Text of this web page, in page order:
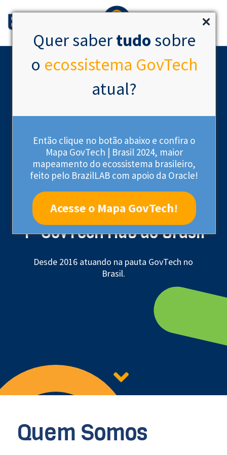
Quer sabertudo sobre
o ecossistema GovTech
atual?
Então clique no botão abaixo e confira o
Mapa GovTech | Brasil 2024, maior
mapeamento do ecossistema brasileiro,
feito pelo BrazilLAB com apoio da Oracle!
Acesse o Mapa GovTech!
1º GovTech Hub do Brasil
Desde 2016 atuando na pauta GovTech no
Brasil.
Quem Somos